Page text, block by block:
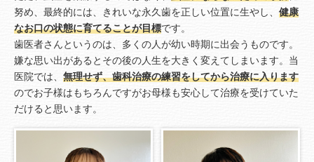
努め、最終的には、きれいな永久歯を正しい位置に生やし、 健康
なお口の状態に育てることが目標です。
歯医者さんというのは、多くの人が幼い時期に出会うものです。
嫌な思い出があるとその後の人生を大きく変えてしまいます。当
医院では、 無理せず、歯科治療の練習をしてから治療に入ります
のでお子様はもちろんですがお母様も安心して治療を受けていた
だけると思います。